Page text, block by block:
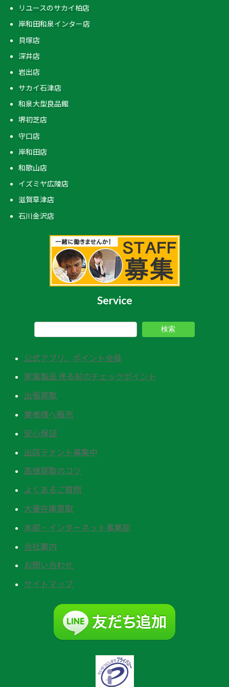
リユースのサカイ柏店
岸和田和泉インター店
貝塚店
深井店
岩出店
サカイ石津店
和泉大型良品館
堺初芝店
守口店
岸和田店
和歌山店
イズミヤ広陵店
滋賀草津店
石川金沢店
Service
検索
公式アプリ、ポイント会員
家電製品 売る前のチェックポイント
出張買取
業者様へ販売
安心保証
出店テナント募集中
高価買取のコツ
よくあるご質問
大量在庫買取
本部・インターネット事業部
会社案内
お問い合わせ
サイトマップ